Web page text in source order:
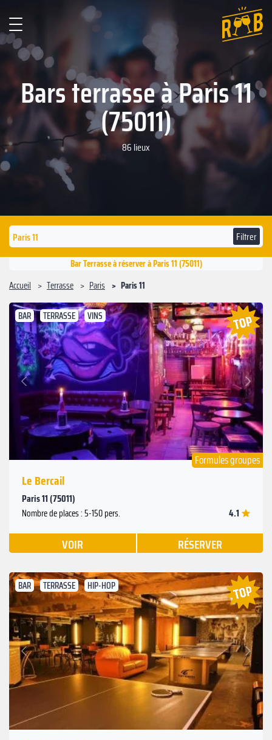
Bars terrasse à Paris 11
(75011)
86 lieux
Filtrer
Bar Terrasse à réserver à Paris 11 (75011)
Accueil
Terrasse Paris Paris 11
BAR TERRASSE VINS
Précédent
Suivant
Formules groupes
Le Bercail
Paris 11 (75011)
Nombre de places : 5-150 pers. 4.1
VOIR RÉSERVER
BAR TERRASSE HIP-HOP
Précédent
Suivant